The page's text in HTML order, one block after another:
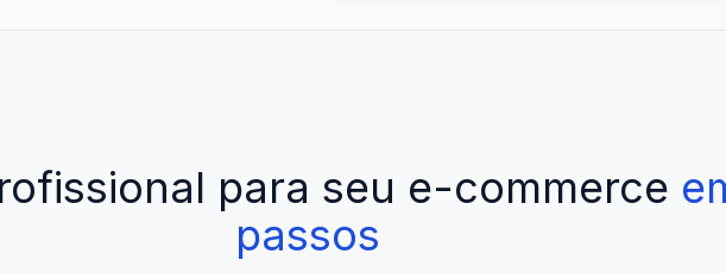
para seu e-commerce
passos